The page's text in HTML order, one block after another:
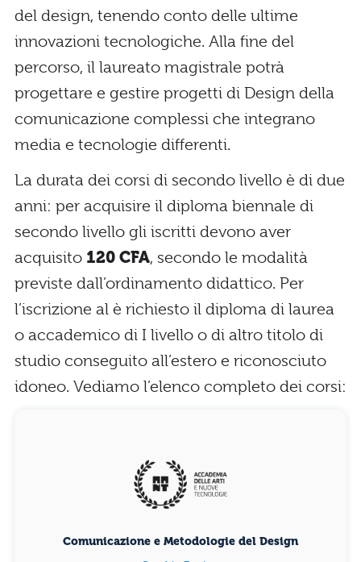
del design, tenendo conto delle ultime
innovazioni tecnologiche. Alla fine del
percorso, il laureato magistrale potrà
progettare e gestire progetti di Design della
comunicazione complessi che integrano
media e tecnologie differenti.
La durata dei corsi di secondo livello è di due
anni: per acquisire il diploma biennale di
secondo livello gli iscritti devono aver
acquisito 120 CFA, secondo le modalità
previste dall’ordinamento didattico. Per
l’iscrizione al è richiesto il diploma di laurea
o accademico di I livello o di altro titolo di
studio conseguito all’estero e riconosciuto
idoneo. Vediamo l’elenco completo dei corsi:
Comunicazione e Metodologie del Design